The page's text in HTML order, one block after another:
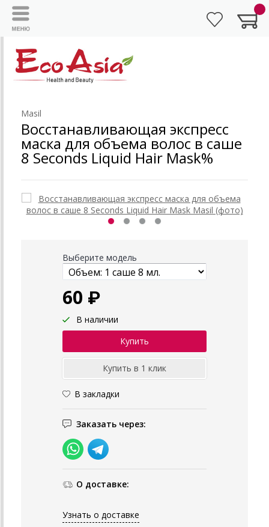
Masil
Восстанавливающая экспресс
маска для объема волос в саше
8 Seconds Liquid Hair Mask%
Выберите модель
60 ₽
В наличии
В закладки
Заказать через:
О доставке:
Узнать о доставке